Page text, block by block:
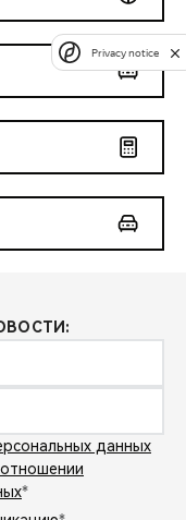
данных
*
Privacy notice